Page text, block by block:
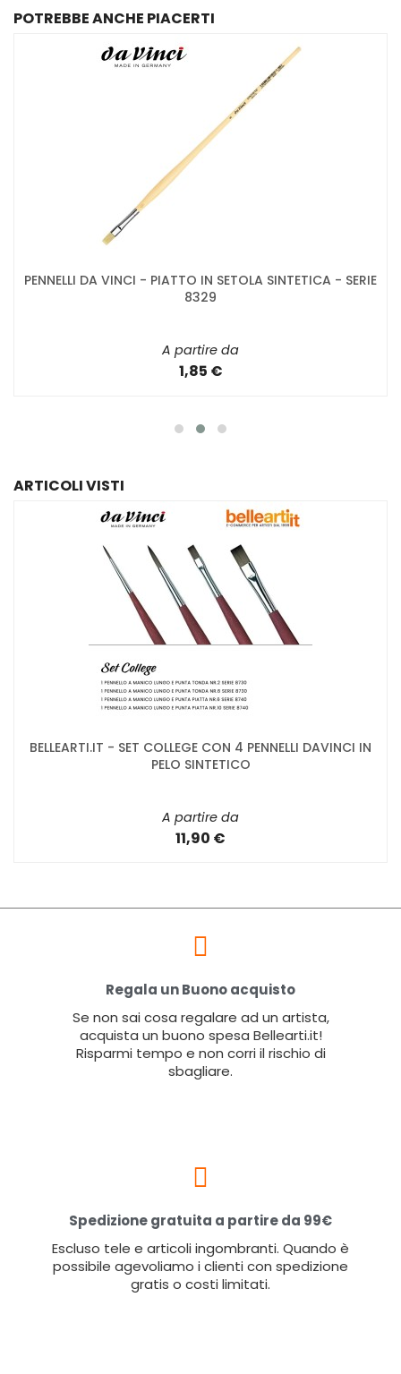
POTREBBE ANCHE PIACERTI
PENNELLI DA VINCI - PIATTO IN SETOLA SINTETICA - SERIE
8329
A partire da
1,85 €
ARTICOLI VISTI
BELLEARTI.IT - SET COLLEGE CON 4 PENNELLI DAVINCI IN
PELO SINTETICO
A partire da
11,90 €
Regala un Buono acquisto
Se non sai cosa regalare ad un artista,
acquista un buono spesa Bellearti.it!
Risparmi tempo e non corri il rischio di
sbagliare.
Spedizione gratuita a partire da 99€
Escluso tele e articoli ingombranti. Quando è
possibile agevoliamo i clienti con spedizione
gratis o costi limitati.